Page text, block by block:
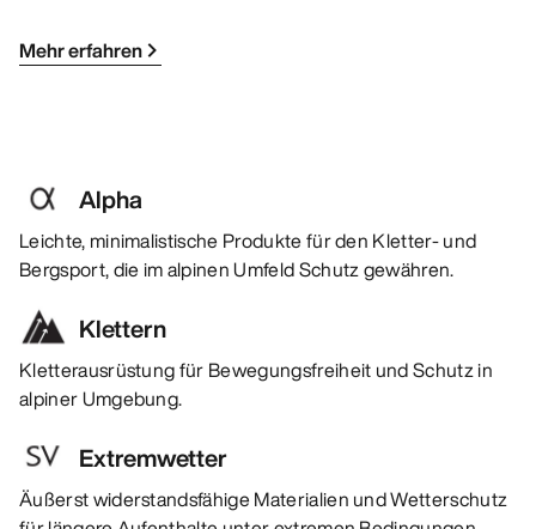
Mehr erfahren
Alpha
Leichte, minimalistische Produkte für den Kletter- und
Bergsport, die im alpinen Umfeld Schutz gewähren.
Klettern
Kletterausrüstung für Bewegungsfreiheit und Schutz in
alpiner Umgebung.
Extremwetter
Äußerst widerstandsfähige Materialien und Wetterschutz